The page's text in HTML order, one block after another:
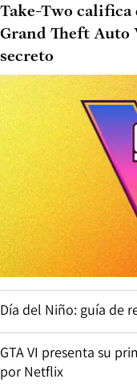
Take-Two califica
Grand Theft Auto
secreto
Día del Niño: guía de
GTA VI presenta su
por Netflix